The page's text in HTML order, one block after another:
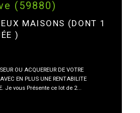
(59880)
MAISONS (DONT 1
)
OU ACQUEREUR DE VOTRE
EN PLUS UNE RENTABILITE
Je vous Présente ce lot de 2...